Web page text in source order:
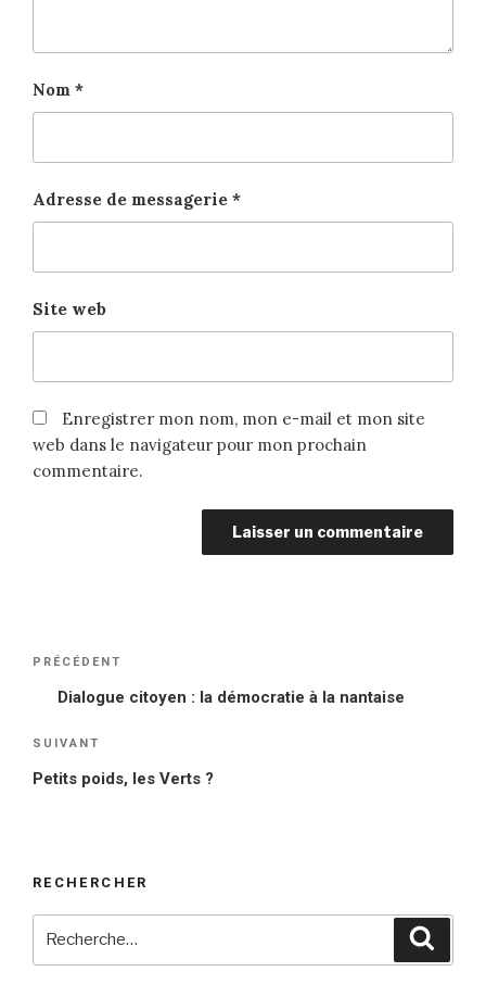
Nom *
Adresse de messagerie *
Site web
Enregistrer mon nom, mon e-mail et mon site
web dans le navigateur pour mon prochain
commentaire.
Navigation
l’article
Article
précédent
PRÉCÉDENT
Dialogue citoyen : la démocratie à la nantaise
Article
suivant
SUIVANT
Petits poids, les Verts ?
RECHERCHER